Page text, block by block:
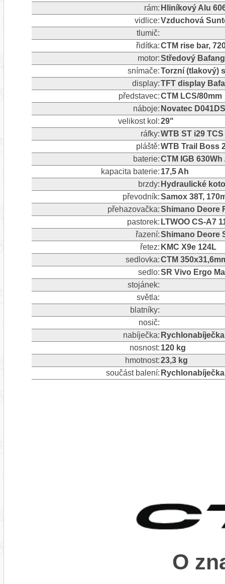
rám: Hliníkový Alu
vidlice:Vzduchová
tlumič:
řidítka:CTM rise bar,
motor:Středový
snímače:Torzní (tlakový)
display:TFT display
představec:CTM LCS/80mm
náboje: Novatec
velikost kol:29"
ráfky:WTB ST i29
pláště:WTB Trail Boss
baterie:CTM IGB 630Wh
kapacita baterie: 17,5 Ah
brzdy: Hydraulické
převodník:Samox 38T,
přehazovačka:Shimano Deore
pastorek: LTWOO CS-A7
řazení:Shimano Deore
řetez: KMC X9e 124L
sedlovka:CTM
sedlo:SR Vivo Ergo
stojánek:
světla:
blatníky:
nosič:
nabíječka:
nosnost: 120 kg
hmotnost:23,3 kg
součást balení:
O